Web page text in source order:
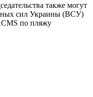
также могут
сил Украины (ВСУ)
по пляжу